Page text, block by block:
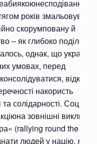
років змальовували
скорумповану й
– як глибоко поділене
однак, що українці,
умовах, перед
накористь
солідарності.
зовнішні виклики
(rallying round the
людей у націю,